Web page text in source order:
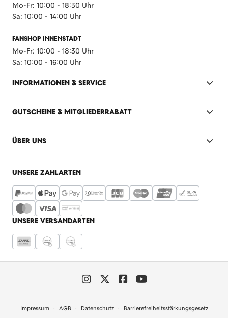
Mo-Fr: 10:00 - 18:30 Uhr
Sa: 10:00 - 14:00 Uhr
FANSHOP INNENSTADT
Mo-Fr: 10:00 - 18:30 Uhr
Sa: 10:00 - 16:00 Uhr
INFORMATIONEN & SERVICE
GUTSCHEINE & MITGLIEDERRABATT
ÜBER UNS
UNSERE ZAHLARTEN
UNSERE VERSANDARTEN
Impressum AGB Datenschutz Barrierefreiheitsstärkungsgesetz